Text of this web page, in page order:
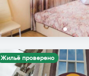
Жильё проверено